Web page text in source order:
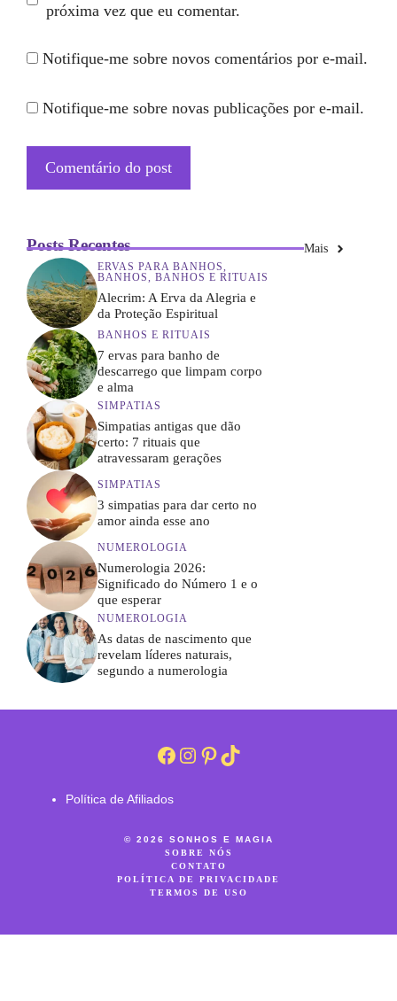
próxima vez que eu comentar.
Notifique-me sobre novos comentários por e-mail.
Notifique-me sobre novas publicações por e-mail.
Posts Recentes Mais
ERVAS PARA BANHOS
BANHOS
BANHOS E RITUAIS
Alecrim: A Erva da Alegria e
da Proteção Espiritual
BANHOS E RITUAIS
7 ervas para banho de
descarrego que limpam corpo
e alma
SIMPATIAS
Simpatias antigas que dão
certo: 7 rituais que
atravessaram gerações
SIMPATIAS
3 simpatias para dar certo no
amor ainda esse ano
NUMEROLOGIA
Numerologia 2026:
Significado do Número 1 e o
que esperar
NUMEROLOGIA
As datas de nascimento que
revelam líderes naturais,
segundo a numerologia
Facebook
Instagram
Pinterest
TikTok
Política de Afiliados
© 2026 SONHOS E MAGIA
SOBRE NÓS
CONTATO
POLÍTICA DE PRIVACIDADE
TERMOS DE USO